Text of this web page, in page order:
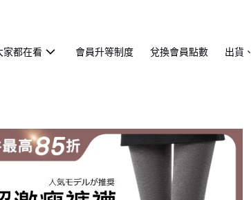
家都在看 會員升等制度 兌換會員點數 出貨